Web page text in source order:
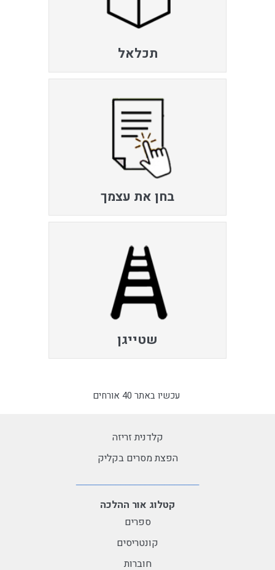
תכלאל
בחן את עצמך
שטייגן
עכשיו באתר 40 אורחים
קלדנית זריזה
הפצת מסרים בקליק
קטלוג אור ההלכה
ספרים
קונטריסים
חוברות